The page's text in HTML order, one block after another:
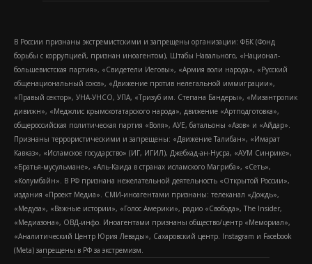
В России признаны экстремистскими и запрещены организации: ФБК (Фонд
борьбы с коррупцией, признан иноагентом), Штабы Навального, «Национал-
большевистская партия», «Свидетели Иеговы», «Армия воли народа», «Русский
общенациональный союз», «Движение против нелегальной иммиграции»,
«Правый сектор», УНА-УНСО, УПА, «Тризуб им. Степана Бандеры», «Мизантропик
дивижн», «Меджлис крымскотатарского народа», движение «Артподготовка»,
общероссийская политическая партия «Воля», АУЕ, батальоны «Азов» и «Айдар».
Признаны террористическими и запрещены: «Движение Талибан», «Имарат
Кавказ», «Исламское государство» (ИГ, ИГИЛ), Джебхад-ан-Нусра, «АУМ Синрике»,
«Братья-мусульмане», «Аль-Каида в странах исламского Магриба», «Сеть»,
«Колумбайн». В РФ признана нежелательной деятельность «Открытой России»,
издания «Проект Медиа». СМИ-иноагентами признаны: телеканал «Дождь»,
«Медуза», «Важные истории», «Голос Америки», радио «Свобода», The Insider,
«Медиазона», ОВД-инфо. Иноагентами признаны общество/центр «Мемориал»,
«Аналитический Центр Юрия Левады», Сахаровский центр. Instagram и Facebook
(Metа) запрещены в РФ за экстремизм.